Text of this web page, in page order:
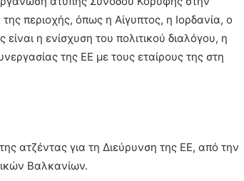
περιοχής, όπως η Αίγυπτος, η Ιορδανία, ο
η ενίσχυση του πολιτικού διαλόγου, η
της ΕΕ με τους εταίρους της στη
ατζέντας για τη Διεύρυνση της ΕΕ, από την
Βαλκανίων.